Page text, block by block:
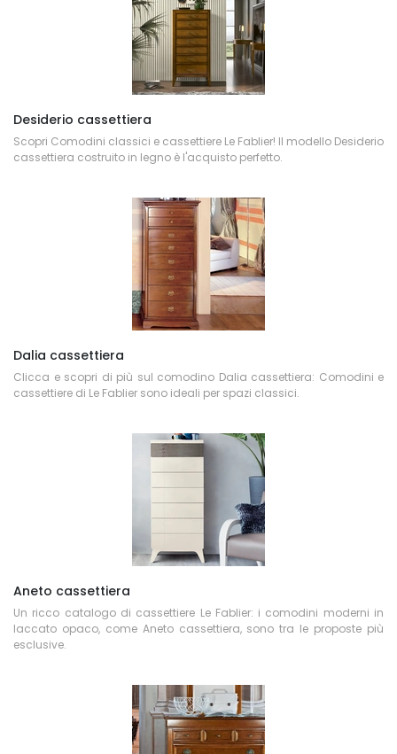
Desiderio cassettiera
Scopri Comodini classici e cassettiere Le Fablier! Il modello Desiderio
cassettiera costruito in legno è l'acquisto perfetto.
Dalia cassettiera
Clicca e scopri di più sul comodino Dalia cassettiera: Comodini e
cassettiere di Le Fablier sono ideali per spazi classici.
Aneto cassettiera
Un ricco catalogo di cassettiere Le Fablier: i comodini moderni in
laccato opaco, come Aneto cassettiera, sono tra le proposte più
esclusive.